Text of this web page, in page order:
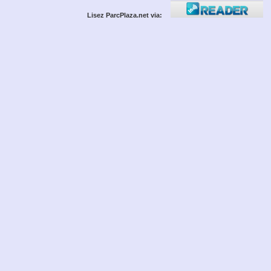
Lisez ParcPlaza.net via: